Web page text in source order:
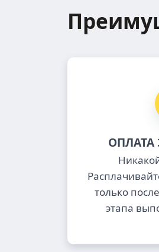
ОПЛАТА
только
этапа